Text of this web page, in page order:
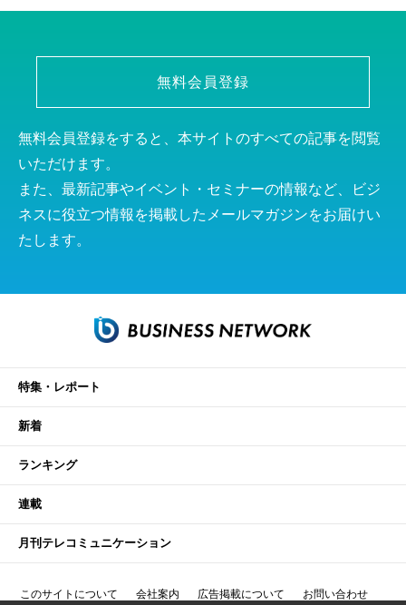
無料会員登録
無料会員登録をすると、本サイトのすべての記事を閲覧
いただけます。
また、最新記事やイベント・セミナーの情報など、ビジ
ネスに役立つ情報を掲載したメールマガジンをお届けい
たします。
特集・レポート
新着
ランキング
連載
月刊テレコミュニケーション
このサイトについて 会社案内 広告掲載について お問い合わせ